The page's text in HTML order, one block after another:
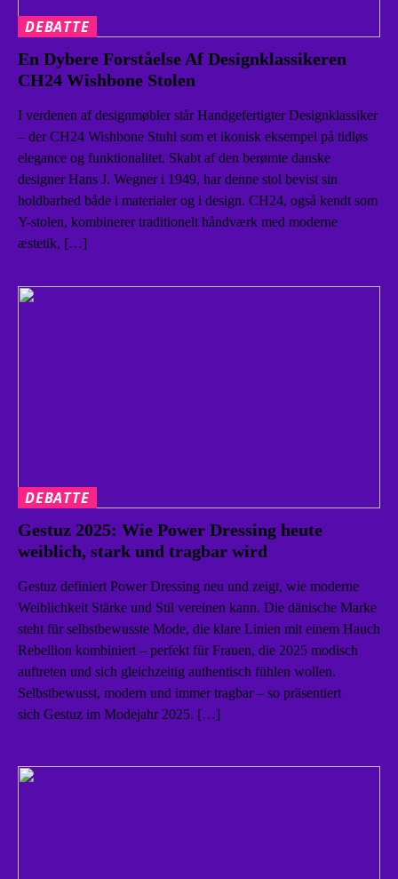
DEBATTE
En Dybere Forståelse Af Designklassikeren
CH24 Wishbone Stolen
I verdenen af designmøbler står Handgefertigter Designklassiker
– der CH24 Wishbone Stuhl som et ikonisk eksempel på tidløs
elegance og funktionalitet. Skabt af den berømte danske
designer Hans J. Wegner i 1949, har denne stol bevist sin
holdbarhed både i materialer og i design. CH24, også kendt som
Y-stolen, kombinerer traditionelt håndværk med moderne
æstetik, […]
DEBATTE
Gestuz 2025: Wie Power Dressing heute
weiblich, stark und tragbar wird
Gestuz definiert Power Dressing neu und zeigt, wie moderne
Weiblichkeit Stärke und Stil vereinen kann. Die dänische Marke
steht für selbstbewusste Mode, die klare Linien mit einem Hauch
Rebellion kombiniert – perfekt für Frauen, die 2025 modisch
auftreten und sich gleichzeitig authentisch fühlen wollen.
Selbstbewusst, modern und immer tragbar – so präsentiert
sich Gestuz im Modejahr 2025. […]